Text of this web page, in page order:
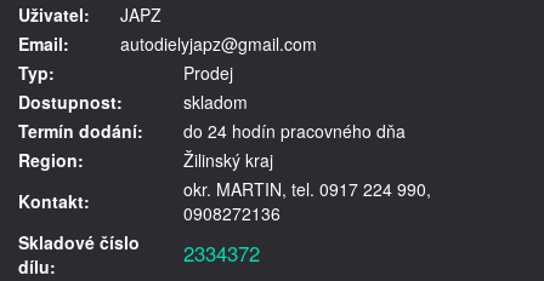
Uživatel:
JAPZ
Email:
autodielyjapz@gmail.com
Typ:
Prodej
Dostupnost:
skladom
Termín dodání:
do 24 hodín pracovného dňa
Region:
Žilinský kraj
Kontakt:
okr. MARTIN, tel. 0917 224 990,
0908272136
Skladové číslo
dílu:
2334372